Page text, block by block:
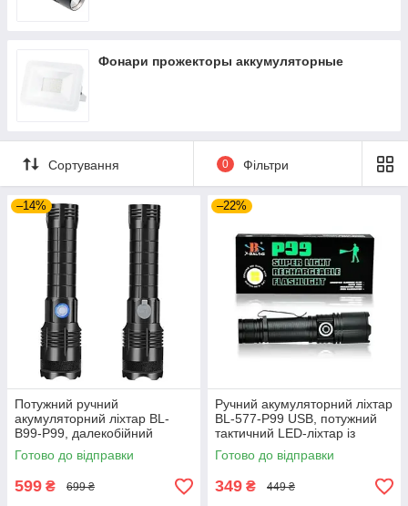
Фонари прожекторы аккумуляторные
Сортування 0 Фільтри
–14%
Потужний ручний
акумуляторний ліхтар BL-
B99-P99, далекобійний
металевий ліхтарик із
надяскравим світлодіодом
Готово до відправки
599 ₴ 699 ₴
–22%
Ручний акумуляторний ліхтар
BL-577-P99 USB, потужний
тактичний LED-ліхтар із
фокусуванням променя, 5
режимів, чорний
Готово до відправки
349 ₴ 449 ₴